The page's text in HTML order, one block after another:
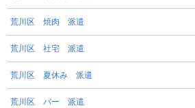
荒川区 焼肉 派遣
荒川区 社宅 派遣
荒川区 夏休み 派遣
荒川区 バー 派遣